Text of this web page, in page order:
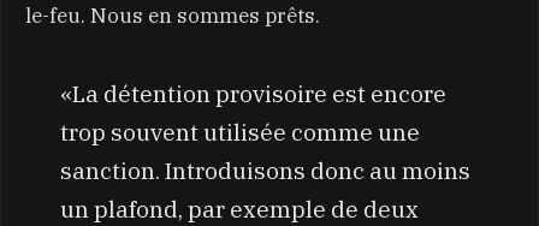
le-feu. Nous en sommes prêts.
«La détention provisoire est encore
trop souvent utilisée comme une
sanction. Introduisons donc au moins
un plafond, par exemple de deux